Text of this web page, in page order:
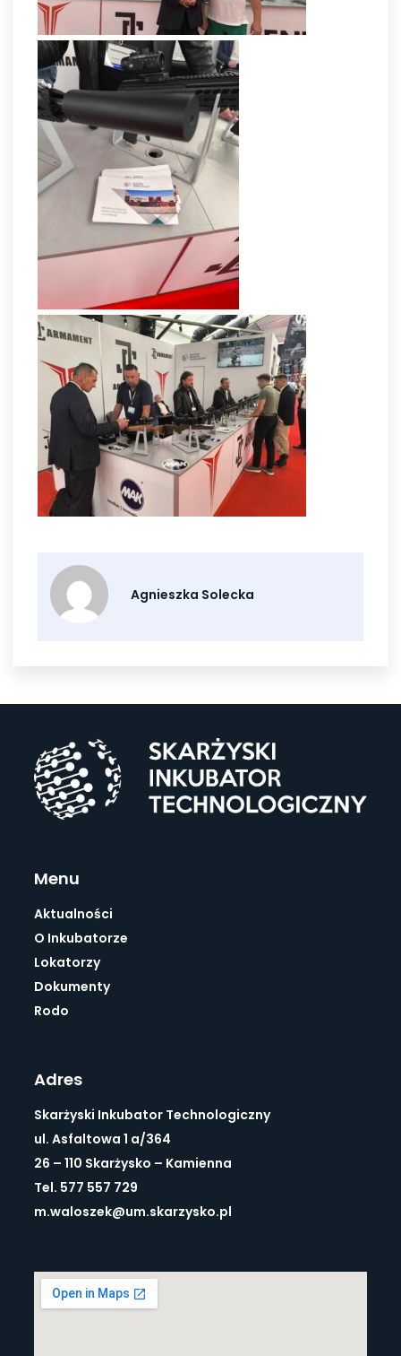
Agnieszka Solecka
Menu
Aktualności
O Inkubatorze
Lokatorzy
Dokumenty
Rodo
Adres
Skarżyski Inkubator Technologiczny
ul. Asfaltowa 1 a/364
26 – 110 Skarżysko – Kamienna
Tel. 577 557 729
m.waloszek@um.skarzysko.pl